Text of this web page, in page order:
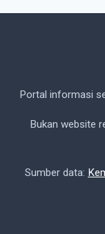
Portal informasi
Bukan website
Sumber data: